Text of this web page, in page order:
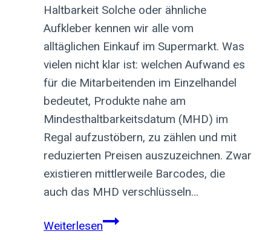
aus
Haltbarkeit Solche oder ähnliche
Aufkleber kennen wir alle vom
alltäglichen Einkauf im Supermarkt. Was
vielen nicht klar ist: welchen Aufwand es
für die Mitarbeitenden im Einzelhandel
bedeutet, Produkte nahe am
Mindesthaltbarkeitsdatum (MHD) im
Regal aufzustöbern, zu zählen und mit
reduzierten Preisen auszuzeichnen. Zwar
existieren mittlerweile Barcodes, die
auch das MHD verschlüsseln…
WeiterlesenAlles